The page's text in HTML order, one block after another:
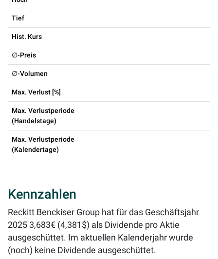
Tief
Hist. Kurs
∅-Preis
∅-Volumen
Max. Verlust [%]
Max. Verlustperiode
(Handelstage)
Max. Verlustperiode
(Kalendertage)
Kennzahlen
Reckitt Benckiser Group hat für das Geschäftsjahr
2025 3,683€ (4,381$) als Dividende pro Aktie
ausgeschüttet. Im aktuellen Kalenderjahr wurde
(noch) keine Dividende ausgeschüttet.